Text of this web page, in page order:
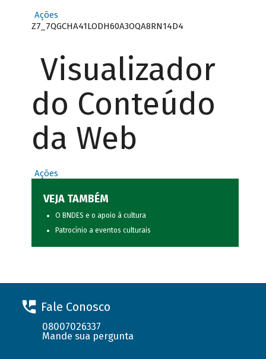
Ações
Z7_7QGCHA41LODH60A3OQA8RN14D4
Visualizador
do Conteúdo
da Web
Ações
VEJA TAMBÉM
O BNDES e o apoio à cultura
Patrocínio a eventos culturais
Fale Conosco
08007026337
Mande sua pergunta